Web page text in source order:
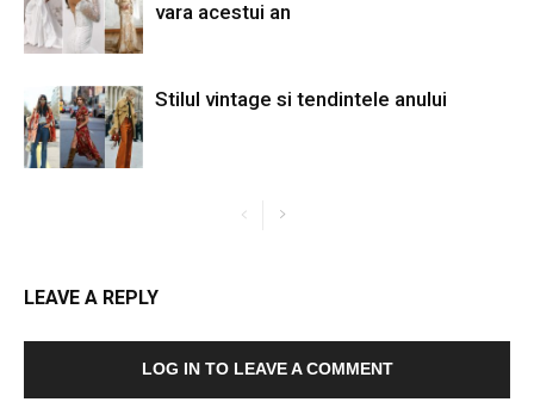
vara acestui an
Stilul vintage si tendintele anului
LEAVE A REPLY
LOG IN TO LEAVE A COMMENT